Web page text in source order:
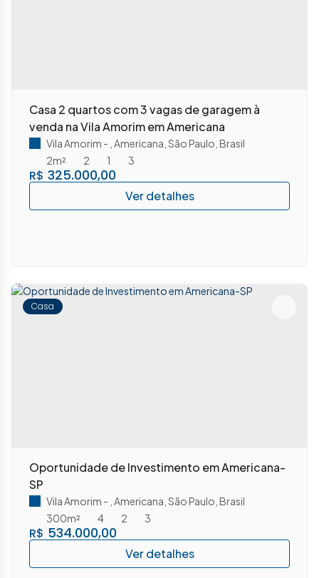
Casa 2 quartos com 3 vagas de garagem à
venda na Vila Amorim em Americana
R$ 325.000,00
Vila Amorim Americana São Paulo Brasil
2
1
2m² 3
Casa
Oportunidade de Investimento em Americana-
SP
R$ 534.000,00
Vila Amorim Americana São Paulo Brasil
4
2
300m² 3